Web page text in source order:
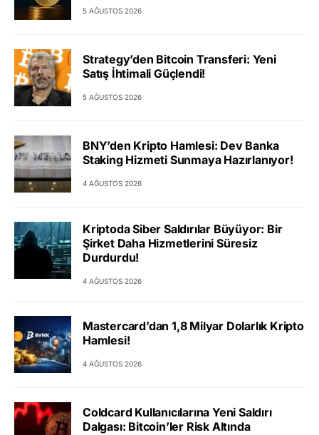
5 AĞUSTOS 2026
Strategy’den Bitcoin Transferi: Yeni
Satış İhtimali Güçlendi!
5 AĞUSTOS 2026
BNY’den Kripto Hamlesi: Dev Banka
Staking Hizmeti Sunmaya Hazırlanıyor!
4 AĞUSTOS 2026
Kriptoda Siber Saldırılar Büyüyor: Bir
Şirket Daha Hizmetlerini Süresiz
Durdurdu!
4 AĞUSTOS 2026
Mastercard’dan 1,8 Milyar Dolarlık Kripto
Hamlesi!
4 AĞUSTOS 2026
Coldcard Kullanıcılarına Yeni Saldırı
Dalgası: Bitcoin’ler Risk Altında